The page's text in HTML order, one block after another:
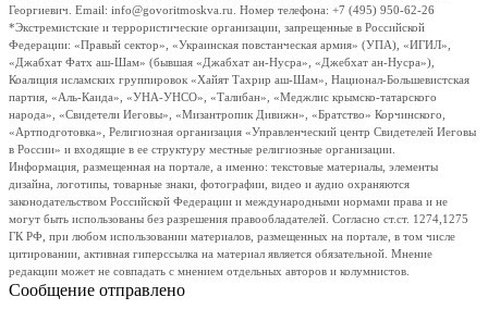
Георгиевич. Email: info@govoritmoskva.ru. Номер телефона: +7 (495) 950-62-26
*Экстремистские и террористические организации, запрещенные в Российской
Федерации: «Правый сектор», «Украинская повстанческая армия» (УПА), «ИГИЛ»,
«Джабхат Фатх аш-Шам» (бывшая «Джабхат ан-Нусра», «Джебхат ан-Нусра»),
Коалиция исламских группировок «Хайят Тахрир аш-Шам», Национал-Большевистская
партия, «Аль-Каида», «УНА-УНСО», «Талибан», «Меджлис крымско-татарского
народа», «Свидетели Иеговы», «Мизантропик Дивижн», «Братство» Корчинского,
«Артподготовка», Религиозная организация «Управленческий центр Свидетелей Иеговы
в России» и входящие в ее структуру местные религиозные организации.
Информация, размещенная на портале, а именно: текстовые материалы, элементы
дизайна, логотипы, товарные знаки, фотографии, видео и аудио охраняются
законодательством Российской Федерации и международными нормами права и не
могут быть использованы без разрешения правообладателей. Согласно ст.ст. 1274,1275
ГК РФ, при любом использовании материалов, размещенных на портале, в том числе
цитировании, активная гиперссылка на материал является обязательной. Мнение
редакции может не совпадать с мнением отдельных авторов и колумнистов.
Сообщение отправлено